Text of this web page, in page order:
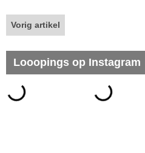
Vorig artikel
Looopings op Instagram